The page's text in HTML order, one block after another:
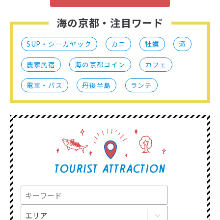
海の京都・注目ワード
SUP・シーカヤック カニ 牡蠣 滝
農家民宿 海の京都コイン カフェ
電車・バス 丹後半島 ランチ